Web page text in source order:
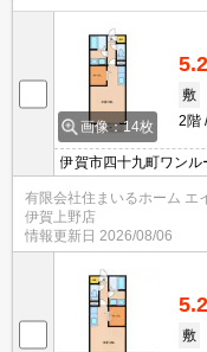
画像：14枚
5.2
敷
2階
伊賀市四十九町ワンル
有限会社住まいるホーム エ
伊賀上野店
情報更新日 2026/08/06
5.2
敷